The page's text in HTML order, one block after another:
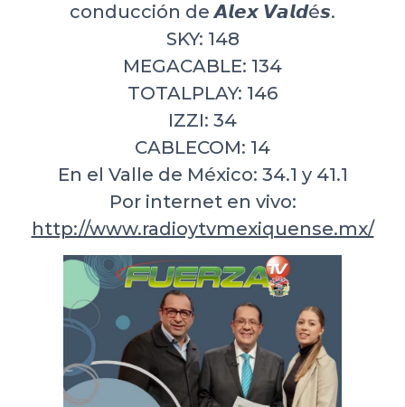
conducción de 𝘼𝙡𝙚𝙭 𝙑𝙖𝙡𝙙é𝙨.
SKY: 148
MEGACABLE: 134
TOTALPLAY: 146
IZZI: 34
CABLECOM: 14
En el Valle de México: 34.1 y 41.1
Por internet en vivo:
http://www.radioytvmexiquense.mx/